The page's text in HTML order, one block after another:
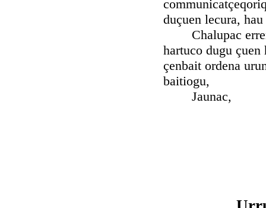
duçuen lecura,
Chalupac
hartuco dugu çuen
çenbait ordena
baitiogu,
Jaunac,